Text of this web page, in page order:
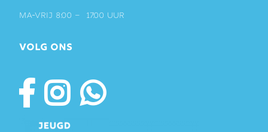
ma-vrij 8:00 – 17:00 uur
VOLG ONS